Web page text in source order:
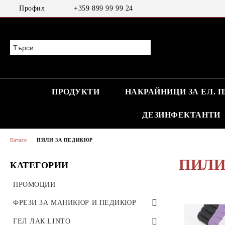
Профил +359 899 99 99 24
ПРОДУКТИ НАКРАЙНИЦИ ЗА ЕЛ.
ДЕЗИНФЕКТАНТИ
КАТЕГОРИИ
ПРОМОЦИИ
ФРЕЗИ ЗА МАНИКЮР И ПЕДИКЮР
ТВЪРДОСПЛАВНИ ФРЕЗИ
ГЕЛ ЛАК LINTO
Начало ПИЛИ ЗА ПЕДИКЮР